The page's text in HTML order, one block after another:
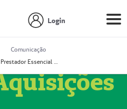
Login
Comunicação
Prestador Essencial Gestão em Saúde Ereli (51004354-7)